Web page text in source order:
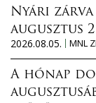
Nyári zárva
augusztus
2026.08.05.
MNL
A hónap